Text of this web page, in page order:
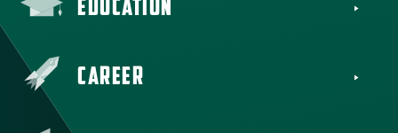
EDUCATION
CAREER